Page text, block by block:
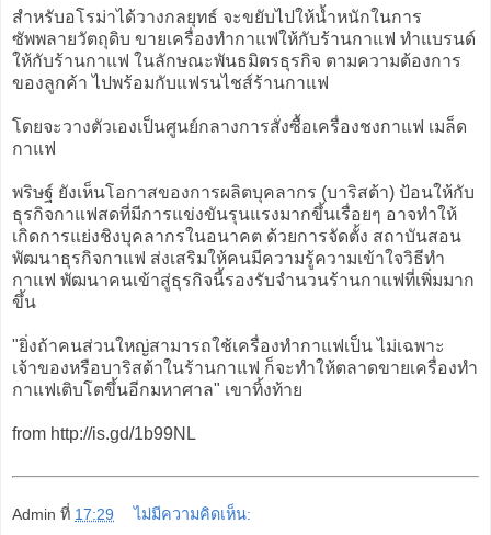
สำหรับอโรม่าได้วางกลยุทธ์ จะขยับไปให้น้ำหนักในการ
ซัพพลายวัตถุดิบ ขายเครื่องทำกาแฟให้กับร้านกาแฟ ทำแบรนด์
ให้กับร้านกาแฟ ในลักษณะพันธมิตรธุรกิจ ตามความต้องการ
ของลูกค้า ไปพร้อมกับแฟรนไชส์ร้านกาแฟ
โดยจะวางตัวเองเป็นศูนย์กลางการสั่งซื้อเครื่องชงกาแฟ เมล็ด
กาแฟ
พริษฐ์ ยังเห็นโอกาสของการผลิตบุคลากร (บาริสต้า) ป้อนให้กับ
ธุรกิจกาแฟสดที่มีการแข่งขันรุนแรงมากขึ้นเรื่อยๆ อาจทำให้
เกิดการแย่งชิงบุคลากรในอนาคต ด้วยการจัดตั้ง สถาบันสอน
พัฒนาธุรกิจกาแฟ ส่งเสริมให้คนมีความรู้ความเข้าใจวิธีทำ
กาแฟ พัฒนาคนเข้าสู่ธุรกิจนี้รองรับจำนวนร้านกาแฟที่เพิ่มมาก
ขึ้น
"ยิ่งถ้าคนส่วนใหญ่สามารถใช้เครื่องทำกาแฟเป็น ไม่เฉพาะ
เจ้าของหรือบาริสต้าในร้านกาแฟ ก็จะทำให้ตลาดขายเครื่องทำ
กาแฟเติบโตขึ้นอีกมหาศาล" เขาทิ้งท้าย
from http://is.gd/1b99NL
Admin ที่ 17:29 ไม่มีความคิดเห็น: